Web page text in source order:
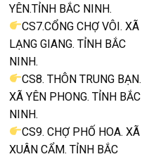
YÊN.TỈNH BẮC NINH.
CS7.CỔNG CHỢ VÔI. XÃ
LẠNG GIANG. TỈNH BẮC
NINH.
CS8. THÔN TRUNG BẠN.
XÃ YÊN PHONG. TỈNH BẮC
NINH.
CS9. CHỢ PHỐ HOA. XÃ
XUÂN CẨM. TỈNH BẮC